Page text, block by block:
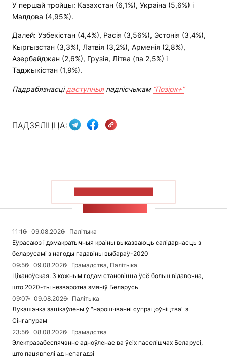
У першай тройцы: Казахстан (6,1%), Украіна (5,6%) і
Малдова (4,95%).
Далей: Узбекістан (4,4%), Расія (3,56%), Эстонія (3,4%),
Кыргызстан (3,3%), Латвія (3,2%), Арменія (2,8%),
Азербайджан (2,6%), Грузія, Літва (па 2,5%) і
Таджыкістан (1,9%).
Падрабязнасцідаступныяпадпісчыкам “Позірк+”
ПАДЗЯЛІЦЦА:
11:16 09.08.2026
Палітыка
Еўрасаюз і дэмакратычныя краіны выказваюць салідарнасць з
беларусамі з нагоды гадавіны выбараў-2020
09:56
09.08.2026
Грамадства, Палітыка
Ціханоўская: З кожным годам становіцца ўсё больш відавочна,
што 2020-ты незваротна змяніў Беларусь
09:07
09.08.2026
Палітыка
Лукашэнка зацікаўлены ў "нарошчванні супрацоўніцтва" з
Сінгапурам
23:56
08.08.2026
Грамадства
Электразабеспячэнне адноўленае ва ўсіх паселішчах Беларусі,
што пацярпелі ад непагадзі